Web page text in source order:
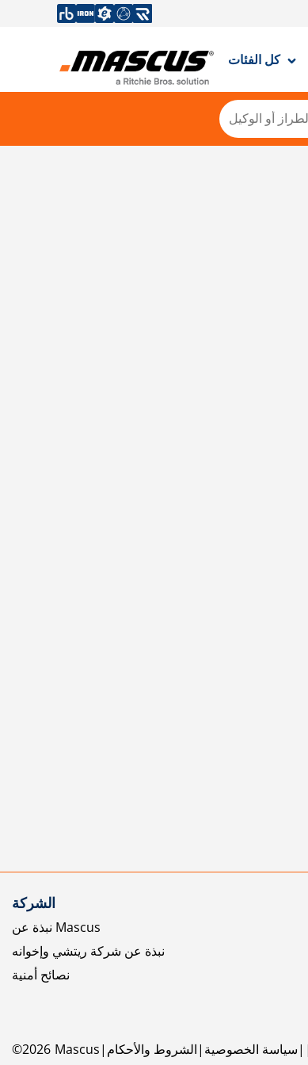
كل الفئات
الشركة
نبذة عن Mascus
نبذة عن شركة ريتشي وإخوانه
نصائح أمنية
©2026 Mascus الشروط والأحكام سياسة الخصوصية